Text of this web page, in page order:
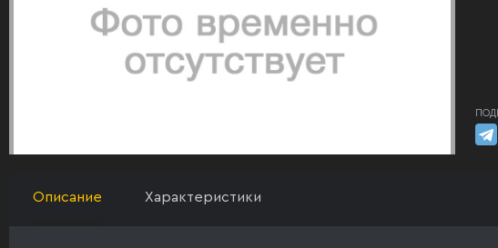
Описание Характеристики